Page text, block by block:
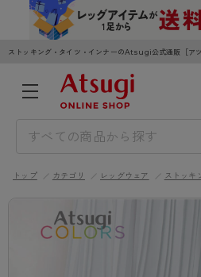
ストッキング・タイツ・インナーのAtsugi公式通販［ア
3,980円以上のご購
ログイン／新
トップ カテゴリ レッグウェア ストッキ